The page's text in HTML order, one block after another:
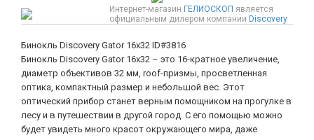
Интернет-магазин ГЕЛИОСКОП является
официальным дилером компании Discovery
Бинокль Discovery Gator 16x32 ID#3816
Бинокль Discovery Gator 16x32 – это 16-кратное увеличение,
диаметр объективов 32 мм, roof-призмы, просветленная
оптика, компактный размер и небольшой вес. Этот
оптический прибор станет верным помощником на прогулке в
лесу и в путешествии в другой город. С его помощью можно
будет увидеть много красот окружающего мира, даже